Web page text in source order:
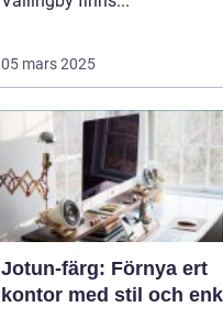
05 mars 2025
Jotun-färg: Förnya ert
kontor med stil och